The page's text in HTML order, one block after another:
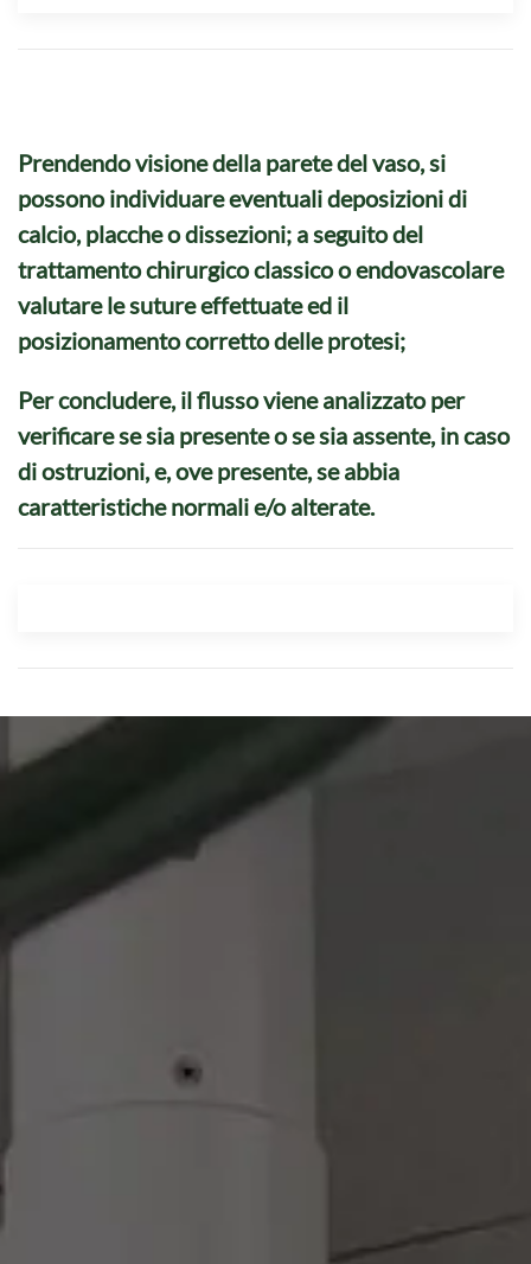
Prendendovisione della parete del vaso, si
possono individuare eventuali deposizioni di
calcio, placche o dissezioni; a seguito del
trattamento chirurgico classico o endovascolare
valutare le suture effettuate ed il
posizionamento corretto delle protesi;
Per concludere, il flusso viene analizzato per
verificare se sia presente o se sia assente, in caso
di ostruzioni, e, ove presente, se abbia
caratteristiche normali e/o alterate.